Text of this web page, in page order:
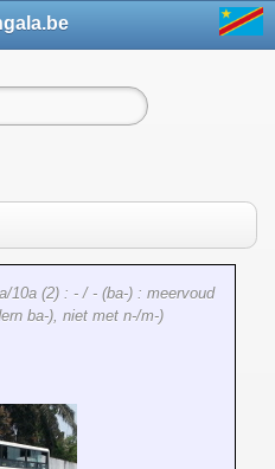
10a (2) : - / - (ba-) : meervoud
ba-), niet met n-/m-)